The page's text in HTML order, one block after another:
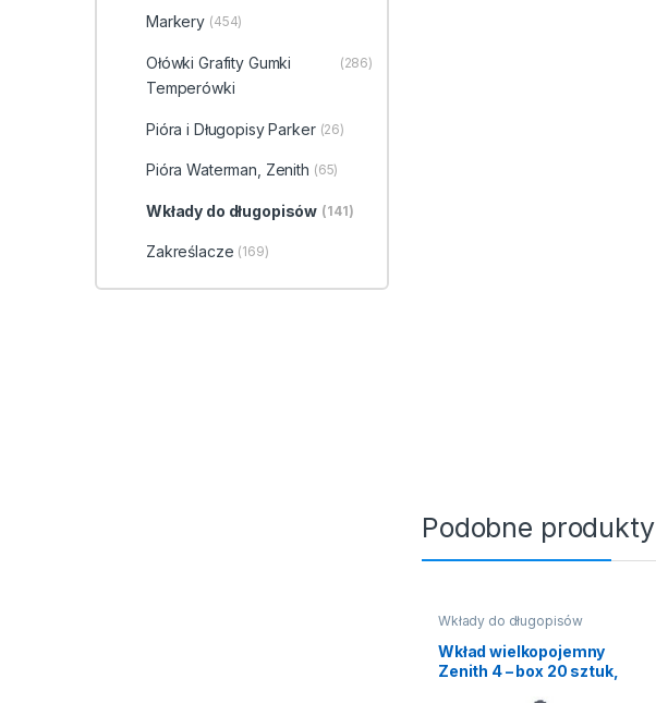
Podobne produkty
Wkłady do długopisów
Wkład wielkopojemny
Zenith 4 – box 20 sztuk,
Markery (454)
Ołówki Grafity Gumki
Temperówki
(286)
Pióra i Długopisy Parker (26)
Pióra Waterman, Zenith (65)
Wkłady do długopisów (141)
Zakreślacze (169)